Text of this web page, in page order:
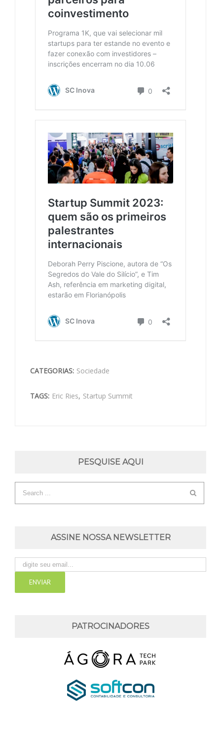
CATEGORIAS: Sociedade
TAGS: Eric Ries, Startup Summit
PESQUISE AQUI
ASSINE NOSSA NEWSLETTER
PATROCINADORES